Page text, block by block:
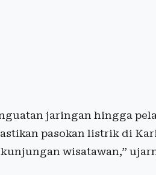
jaringan hingga
pasokan listrik di
wisatawan,”